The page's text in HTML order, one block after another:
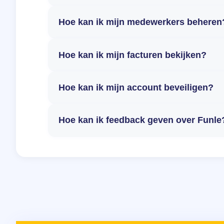
Hoe kan ik mijn medewerkers
Hoe kan ik mijn facturen bekijken?
Hoe kan ik mijn account beveiligen?
Hoe kan ik feedback geven over